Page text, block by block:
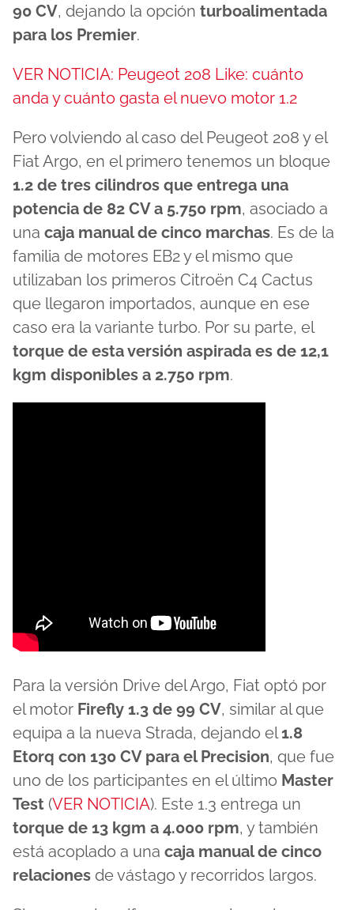
90 CV, dejando la opción turboalimentada
para los Premier.
VER NOTICIA: Peugeot 208 Like: cuánto
anda y cuánto gasta el nuevo motor 1.2
Pero volviendo al caso del Peugeot 208 y el
Fiat Argo, en el primero tenemos un bloque
1.2 de tres cilindros que entrega una
potencia de 82 CV a 5.750 rpm, asociado a
una caja manual de cinco marchas. Es de la
familia de motores EB2 y el mismo que
utilizaban los primeros Citroën C4 Cactus
que llegaron importados, aunque en ese
caso era la variante turbo. Por su parte, el
torque de esta versión aspirada es de 12,1
kgm disponibles a 2.750 rpm.
Para la versión Drive del Argo, Fiat optó por
el motor Firefly 1.3 de 99 CV, similar al que
equipa a la nueva Strada, dejando el 1.8
Etorq con 130 CV para el Precision, que fue
uno de los participantes en el último Master
Test (VER NOTICIA). Este 1.3 entrega un
torque de 13 kgm a 4.000 rpm, y también
está acoplado a una caja manual de cinco
relaciones de vástago y recorridos largos.